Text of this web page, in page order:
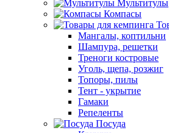
Мультитулы
Компасы
Мангалы, коптильни
Шампура, решетки
Треноги костровые
Уголь, щепа, розжиг
Топоры, пилы
Тент - укрытие
Гамаки
Репеленты
Посуда